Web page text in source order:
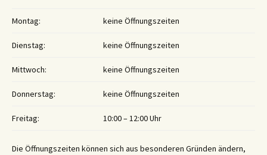
Montag: keine Öffnungszeiten
Dienstag: keine Öffnungszeiten
Mittwoch: keine Öffnungszeiten
Donnerstag: keine Öffnungszeiten
Freitag: 10:00 – 12:00 Uhr
Die Öffnungszeiten können sich aus besonderen Gründen ändern,